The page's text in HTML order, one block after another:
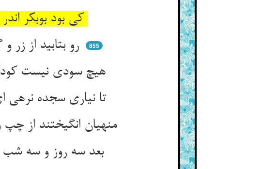
کی بود بوبکر اندر سبزوار ** یا کلوخ خشک اندر جویبار
رو بتابید از زر و گفت ای مغان ** تا نیاریدم ابوبکر ارمغان
855
هیچ سودی نیست کودک نیستم ** تا به زر و سیم حیران بیستم
منهیان انگیختند از چپ و راست ** که اندرین ویرانه بوبکری کجاست
بعد سه روز و سه شب که اشتافتند ** یک ابوبکری نزاری یافتند